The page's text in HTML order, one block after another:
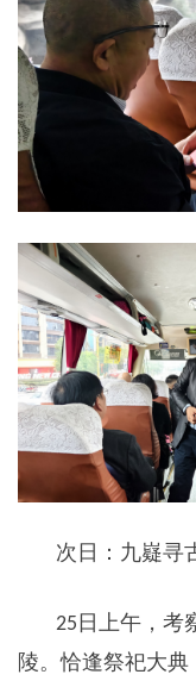
次日：九嶷寻
25 日上午，考
陵。恰逢祭祀大